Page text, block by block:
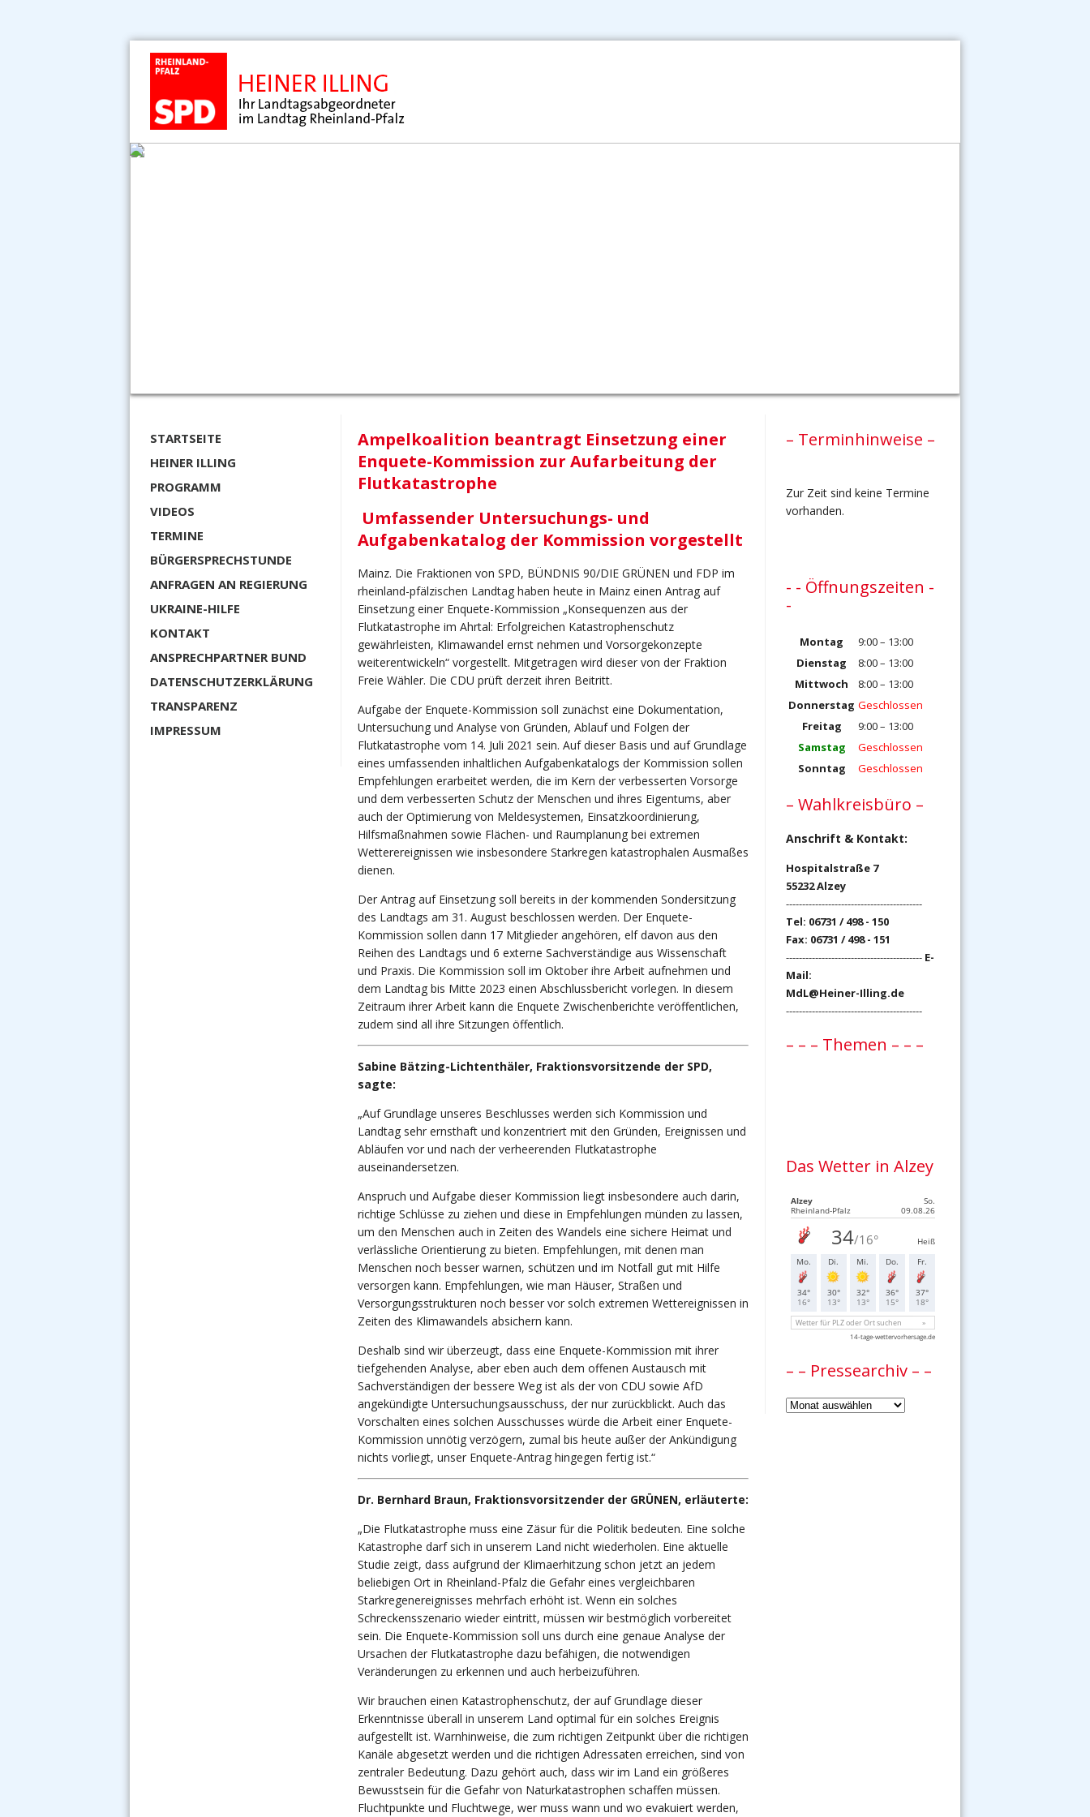
STARTSEITE
HEINER ILLING
PROGRAMM
VIDEOS
TERMINE
BÜRGERSPRECHSTUNDE
ANFRAGEN AN REGIERUNG
UKRAINE-HILFE
KONTAKT
ANSPRECHPARTNER BUND
DATENSCHUTZERKLÄRUNG
TRANSPARENZ
IMPRESSUM
Ampelkoalition beantragt Einsetzung einer
Enquete-Kommission zur Aufarbeitung der
Flutkatastrophe
Umfassender Untersuchungs- und
Aufgabenkatalog der Kommission vorgestellt
Mainz. Die Fraktionen von SPD, BÜNDNIS 90/DIE GRÜNEN und FDP im
rheinland-pfälzischen Landtag haben heute in Mainz einen Antrag auf
Einsetzung einer Enquete-Kommission „Konsequenzen aus der
Flutkatastrophe im Ahrtal: Erfolgreichen Katastrophenschutz
gewährleisten, Klimawandel ernst nehmen und Vorsorgekonzepte
weiterentwickeln“ vorgestellt. Mitgetragen wird dieser von der Fraktion
Freie Wähler. Die CDU prüft derzeit ihren Beitritt.
Aufgabe der Enquete-Kommission soll zunächst eine Dokumentation,
Untersuchung und Analyse von Gründen, Ablauf und Folgen der
Flutkatastrophe vom 14. Juli 2021 sein. Auf dieser Basis und auf Grundlage
eines umfassenden inhaltlichen Aufgabenkatalogs der Kommission sollen
Empfehlungen erarbeitet werden, die im Kern der verbesserten Vorsorge
und dem verbesserten Schutz der Menschen und ihres Eigentums, aber
auch der Optimierung von Meldesystemen, Einsatzkoordinierung,
Hilfsmaßnahmen sowie Flächen- und Raumplanung bei extremen
Wetterereignissen wie insbesondere Starkregen katastrophalen Ausmaßes
dienen.
Der Antrag auf Einsetzung soll bereits in der kommenden Sondersitzung
des Landtags am 31. August beschlossen werden. Der Enquete-
Kommission sollen dann 17 Mitglieder angehören, elf davon aus den
Reihen des Landtags und 6 externe Sachverständige aus Wissenschaft
und Praxis. Die Kommission soll im Oktober ihre Arbeit aufnehmen und
dem Landtag bis Mitte 2023 einen Abschlussbericht vorlegen. In diesem
Zeitraum ihrer Arbeit kann die Enquete Zwischenberichte veröffentlichen,
zudem sind all ihre Sitzungen öffentlich.
Sabine Bätzing-Lichtenthäler, Fraktionsvorsitzende der SPD,
sagte:
„Auf Grundlage unseres Beschlusses werden sich Kommission und
Landtag sehr ernsthaft und konzentriert mit den Gründen, Ereignissen und
Abläufen vor und nach der verheerenden Flutkatastrophe
auseinandersetzen.
Anspruch und Aufgabe dieser Kommission liegt insbesondere auch darin,
richtige Schlüsse zu ziehen und diese in Empfehlungen münden zu lassen,
um den Menschen auch in Zeiten des Wandels eine sichere Heimat und
verlässliche Orientierung zu bieten. Empfehlungen, mit denen man
Menschen noch besser warnen, schützen und im Notfall gut mit Hilfe
versorgen kann. Empfehlungen, wie man Häuser, Straßen und
Versorgungsstrukturen noch besser vor solch extremen Wettereignissen in
Zeiten des Klimawandels absichern kann.
Deshalb sind wir überzeugt, dass eine Enquete-Kommission mit ihrer
tiefgehenden Analyse, aber eben auch dem offenen Austausch mit
Sachverständigen der bessere Weg ist als der von CDU sowie AfD
angekündigte Untersuchungsausschuss, der nur zurückblickt. Auch das
Vorschalten eines solchen Ausschusses würde die Arbeit einer Enquete-
Kommission unnötig verzögern, zumal bis heute außer der Ankündigung
nichts vorliegt, unser Enquete-Antrag hingegen fertig ist.“
Dr. Bernhard Braun, Fraktionsvorsitzender der GRÜNEN, erläuterte:
„Die Flutkatastrophe muss eine Zäsur für die Politik bedeuten. Eine solche
Katastrophe darf sich in unserem Land nicht wiederholen. Eine aktuelle
Studie zeigt, dass aufgrund der Klimaerhitzung schon jetzt an jedem
beliebigen Ort in Rheinland-Pfalz die Gefahr eines vergleichbaren
Starkregenereignisses mehrfach erhöht ist. Wenn ein solches
Schreckensszenario wieder eintritt, müssen wir bestmöglich vorbereitet
sein. Die Enquete-Kommission soll uns durch eine genaue Analyse der
Ursachen der Flutkatastrophe dazu befähigen, die notwendigen
Veränderungen zu erkennen und auch herbeizuführen.
Wir brauchen einen Katastrophenschutz, der auf Grundlage dieser
Erkenntnisse überall in unserem Land optimal für ein solches Ereignis
aufgestellt ist. Warnhinweise, die zum richtigen Zeitpunkt über die richtigen
Kanäle abgesetzt werden und die richtigen Adressaten erreichen, sind von
zentraler Bedeutung. Dazu gehört auch, dass wir im Land ein größeres
Bewusstsein für die Gefahr von Naturkatastrophen schaffen müssen.
Fluchtpunkte und Fluchtwege, wer muss wann und wo evakuiert werden,
– Terminhinweise –
Zur Zeit sind keine Termine
vorhanden.
- - Öffnungszeiten -
-
Montag
9:00 – 13:00
Dienstag
8:00 – 13:00
Mittwoch
8:00 – 13:00
Donnerstag Geschlossen
Freitag
9:00 – 13:00
Samstag
Geschlossen
Sonntag
Geschlossen
– Wahlkreisbüro –
Anschrift & Kontakt:
Hospitalstraße 7
55232 Alzey
------------------------------------------
Tel: 06731 / 498 - 150
Fax: 06731 / 498 - 151
------------------------------------------ E-
Mail:
MdL@Heiner-Illing.de
------------------------------------------
– – – Themen – – –
Das Wetter in Alzey
– – Pressearchiv – –